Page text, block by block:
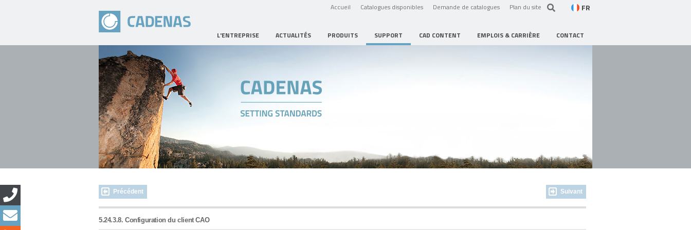
Accueil Catalogues disponibles Demande de catalogues Plan du site FR
L'ENTREPRISE ACTUALITÉS PRODUITS SUPPORT CAD CONTENT EMPLOIS & CARRIÈRE CONTACT
Précédent Suivant
5.24.3.8. Configuration du client CAO